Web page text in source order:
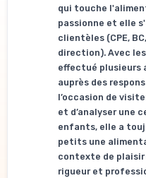
qui touche
passionne et elle
clientèles (CPE,
direction). Avec
effectué plusieurs
auprès des
l’occasion de
et d’analyser une
enfants, elle a
petits une
contexte de plaisir
rigueur et